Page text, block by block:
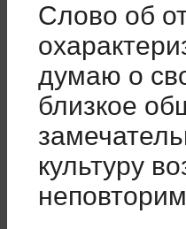
Слово об
думаю о
близкое
культуру